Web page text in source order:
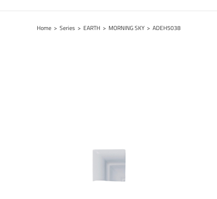
Home > Series > EARTH > MORNING SKY > ADEH5038